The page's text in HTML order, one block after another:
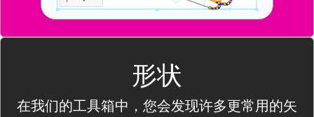
形状
在我们的工具箱中，您会发现许多更常用的矢